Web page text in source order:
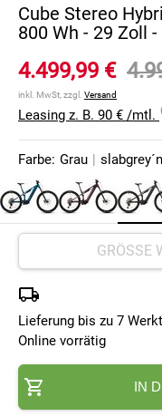
Cube Stereo
800 Wh - 29 Zoll -
4.499,99 €
inkl. MwSt, zzgl. Versand
Leasing z. B. 90 € /mtl.
Farbe: Grau |
Lieferung bis zu 7
Online vorrätig
IN